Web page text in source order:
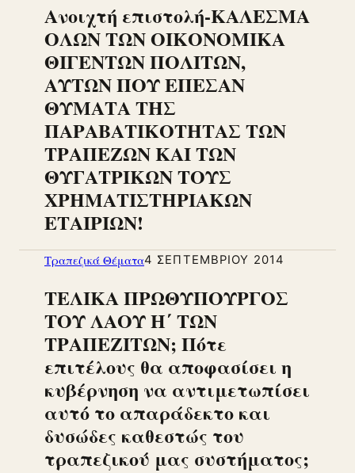
Ανοιχτή επιστολή-ΚΑΛΕΣΜΑ
ΟΛΩΝ ΤΩΝ ΟΙΚΟΝΟΜΙΚΑ
ΘΙΓΕΝΤΩΝ ΠΟΛΙΤΩΝ,
ΑΥΤΩΝ ΠΟΥ ΕΠΕΣΑΝ
ΘΥΜΑΤΑ ΤΗΣ
ΠΑΡΑΒΑΤΙΚΟΤΗΤΑΣ ΤΩΝ
ΤΡΑΠΕΖΩΝ ΚΑΙ ΤΩΝ
ΘΥΓΑΤΡΙΚΩΝ ΤΟΥΣ
ΧΡΗΜΑΤΙΣΤΗΡΙΑΚΩΝ
ΕΤΑΙΡΙΩΝ!
Τραπεζικά Θέματα4 ΣΕΠΤΕΜΒΡΊΟΥ 2014
ΤΕΛΙΚΑ ΠΡΩΘΥΠΟΥΡΓΟΣ
ΤΟΥ ΛΑΟΥ Η΄ ΤΩΝ
ΤΡΑΠΕΖΙΤΩΝ; Πότε
επιτέλους θα αποφασίσει η
κυβέρνηση να αντιμετωπίσει
αυτό τo απαράδεκτο και
δυσώδες καθεστώς του
τραπεζικού μας συστήματος;